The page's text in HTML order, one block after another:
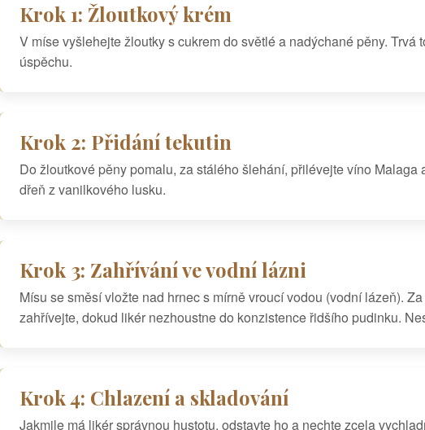
Krok 1: Žloutkový krém
V míse vyšlehejte žloutky s cukrem do světlé a nadýchané pěny. Trvá
úspěchu.
Krok 2: Přidání tekutin
Do žloutkové pěny pomalu, za stálého šlehání, přilévejte víno Malaga
dřeň z vanilkového lusku.
Krok 3: Zahřívání ve vodní lázni
Mísu se směsí vložte nad hrnec s mírně vroucí vodou (vodní lázeň).
zahřívejte, dokud likér nezhoustne do konzistence řidšího pudinku.
Krok 4: Chlazení a skladování
Jakmile má likér správnou hustotu, odstavte ho a nechte zcela